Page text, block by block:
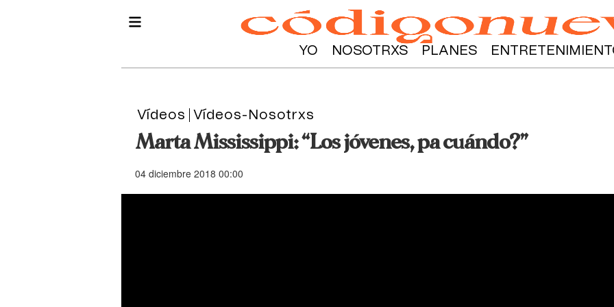
YO NOSOTRXS PLANES
Vídeos Vídeos-Nosotrxs
Marta Mississippi: “Los jóvenes, pa cuándo?”
04 diciembre 2018 00:00